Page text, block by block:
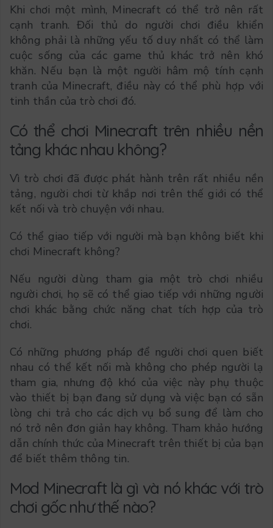
Khi chơi một mình, Minecraft có thể trở nên rất
cạnh tranh. Đối thủ do người chơi điều khiển
không phải là những yếu tố duy nhất có thể làm
cuộc sống của các game thủ khác trở nên khó
khăn. Nếu bạn là một người hâm mộ tính cạnh
tranh của Minecraft, điều này có thể phù hợp với
tinh thần của trò chơi đó.
Có thể chơi Minecraft trên nhiều nền
tảng khác nhau không?
Vì trò chơi đã được phát hành trên rất nhiều nền
tảng, người chơi từ khắp nơi trên thế giới có thể
kết nối và trò chuyện với nhau.
Có thể giao tiếp với người mà bạn không biết khi
chơi Minecraft không?
Nếu người dùng tham gia một trò chơi nhiều
người chơi, họ sẽ có thể giao tiếp với những người
chơi khác bằng chức năng chat tích hợp của trò
chơi.
Có những phương pháp để người chơi quen biết
nhau có thể kết nối mà không cho phép người lạ
tham gia, nhưng độ khó của việc này phụ thuộc
vào thiết bị bạn đang sử dụng và việc bạn có sẵn
lòng chi trả cho các dịch vụ bổ sung để làm cho
nó trở nên đơn giản hay không. Tham khảo hướng
dẫn chính thức của Minecraft trên thiết bị của bạn
để biết thêm thông tin.
Mod Minecraft là gì và nó khác với trò
chơi gốc như thế nào?